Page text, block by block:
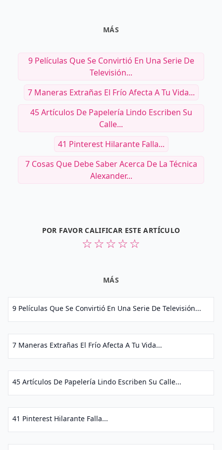
MÁS
9 Películas Que Se Convirtió En Una Serie De
Televisión...
7 Maneras Extrañas El Frío Afecta A Tu Vida...
45 Artículos De Papelería Lindo Escriben Su
Calle...
41 Pinterest Hilarante Falla...
7 Cosas Que Debe Saber Acerca De La Técnica
Alexander...
POR FAVOR CALIFICAR ESTE ARTÍCULO
☆
☆
☆
☆
☆
MÁS
9 Películas Que Se Convirtió En Una Serie De Televisión...
7 Maneras Extrañas El Frío Afecta A Tu Vida...
45 Artículos De Papelería Lindo Escriben Su Calle...
41 Pinterest Hilarante Falla...